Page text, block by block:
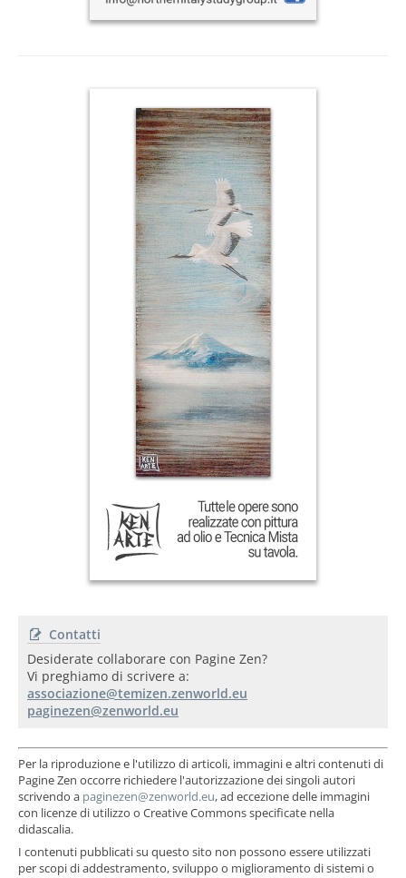
Contatti
Desiderate collaborare con Pagine Zen?
Vi preghiamo di scrivere a:
Per la riproduzione e l'utilizzo di articoli, immagini e altri contenuti di
Pagine Zen occorre richiedere l'autorizzazione dei singoli autori
scrivendo a
, ad eccezione delle immagini
con licenze di utilizzo o Creative Commons specificate nella
didascalia.
I contenuti pubblicati su questo sito non possono essere utilizzati
per scopi di addestramento, sviluppo o miglioramento di sistemi o